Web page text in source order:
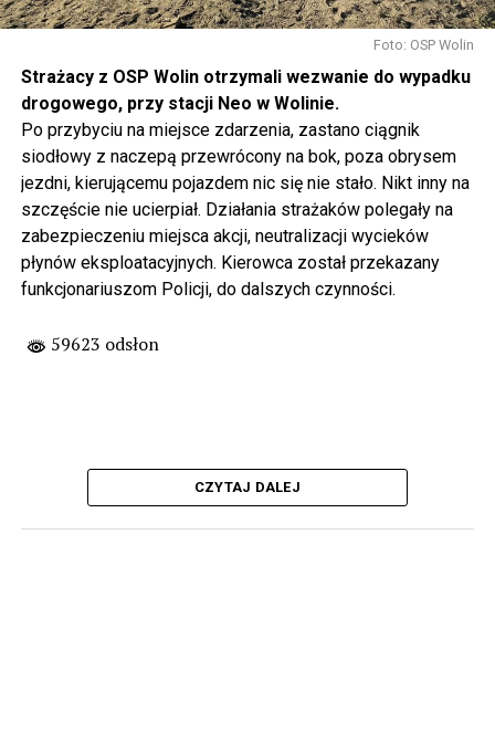
Foto: OSP Wolin
Strażacy z OSP Wolin otrzymali wezwanie do wypadku
drogowego, przy stacji Neo w Wolinie.
Po przybyciu na miejsce zdarzenia, zastano ciągnik
siodłowy z naczepą przewrócony na bok, poza obrysem
jezdni, kierującemu pojazdem nic się nie stało. Nikt inny na
szczęście nie ucierpiał. Działania strażaków polegały na
zabezpieczeniu miejsca akcji, neutralizacji wycieków
płynów eksploatacyjnych. Kierowca został przekazany
funkcjonariuszom Policji, do dalszych czynności.
59623 odsłon
CZYTAJ DALEJ